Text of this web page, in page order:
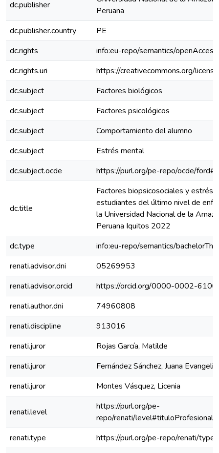
dc.publisher
Peruana
dc.publisher.country
PE
dc.rights
info:eu-repo/semantics/openAccess
dc.rights.uri
https://creativecommons.org/
dc.subject
Factores biológicos
dc.subject
Factores psicológicos
dc.subject
Comportamiento del alumno
dc.subject
Estrés mental
dc.subject.ocde
https://purl.org/pe-repo/ocde/
dc.title
Factores biopsicosociales y estrés
estudiantes del último nivel de
la Universidad Nacional de la
Peruana Iquitos 2022
dc.type
info:eu-repo/semantics/
renati.advisor.dni
05269953
renati.advisor.orcid
https://orcid.org/0000-0002-
renati.author.dni
74960808
renati.discipline
913016
renati.juror
Rojas García, Matilde
renati.juror
Fernández Sánchez, Juana
renati.juror
Montes Vásquez, Licenia
renati.level
https://purl.org/pe-
repo/renati/level#tituloProfesional
renati.type
https://purl.org/pe-repo/renati/